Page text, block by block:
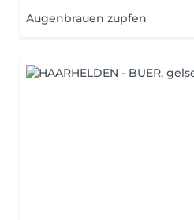
Augenbrauen zupfen